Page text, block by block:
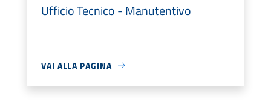
Ufficio Tecnico - Manutentivo
VAI ALLA PAGINA